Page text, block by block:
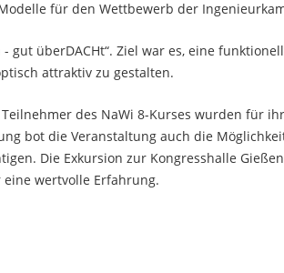
für den Wettbewerb der
- gut überDACHt“. Ziel war es, eine
attraktiv zu gestalten.
des NaWi 8-Kurses wurden für
bot die Veranstaltung auch die
Die Exkursion zur Kongresshalle
wertvolle Erfahrung.